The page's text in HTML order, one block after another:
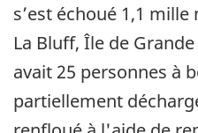
s’est échoué 1,1
La Bluff, Île de
avait 25 personnes à
partiellement